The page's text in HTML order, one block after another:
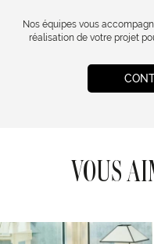
Nos équipes vous
réalisation de votre projet
VOUS